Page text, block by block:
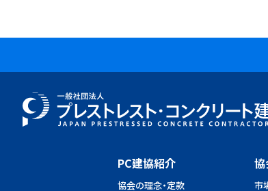
PC建協紹介
協会の理念・定款
協
市